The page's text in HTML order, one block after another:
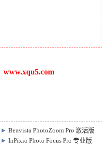
www.xqu5.com
►Benvista PhotoZoom Pro 激活版
Win9.0.2 / Mac7.1 图像无损放大软
►InPixio Photo Focus Pro 专业版